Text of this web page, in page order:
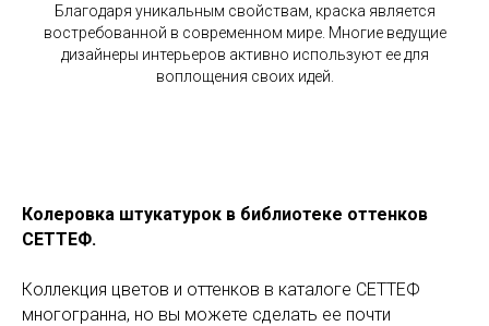
Благодаря уникальным свойствам, краска является
востребованной в современном мире. Многие ведущие
дизайнеры интерьеров активно используют ее для
воплощения своих идей.
Колеровка штукатурок в библиотеке оттенков
СЕТТЕФ.
Коллекция цветов и оттенков в каталоге СЕТТЕФ
многогранна, но вы можете сделать ее почти